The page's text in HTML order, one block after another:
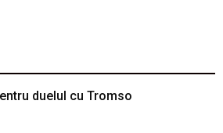
duelul cu Tromso